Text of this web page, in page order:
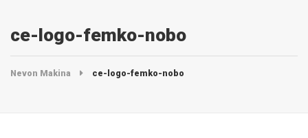
ce-logo-femko-nobo
Nevon Makina ce-logo-femko-nobo